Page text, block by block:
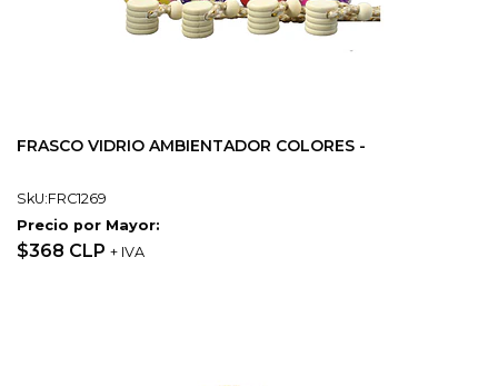
FRASCO VIDRIO AMBIENTADOR COLORES -
SkU:FRC1269
Precio por Mayor:
$368 CLP + IVA